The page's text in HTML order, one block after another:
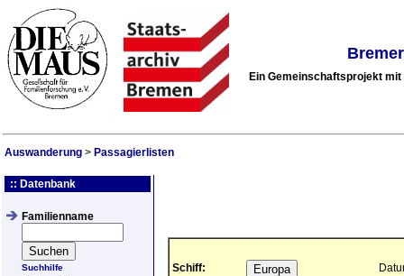
Ein Gemeinschaftsprojekt
Auswanderung > Passagierlisten
:: Datenbank
Familienname
Suchhilfe Schiff: